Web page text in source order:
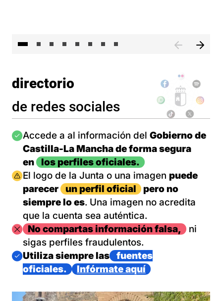
directorio
de redes sociales
Imagen
Accede a al información del Gobierno de
Castilla-La Mancha de forma segura
en
los perfiles oficiales.
Imagen
El logo de la Junta o una imagen puede
parecer
un perfil oficial
pero no
siempre lo es. Una imagen no acredita
que la cuenta sea auténtica.
ImagenNo compartas información falsa,
ni
sigas perfiles fraudulentos.
Imagen
Utiliza siempre las
fuentes
oficiales.
Infórmate aquí